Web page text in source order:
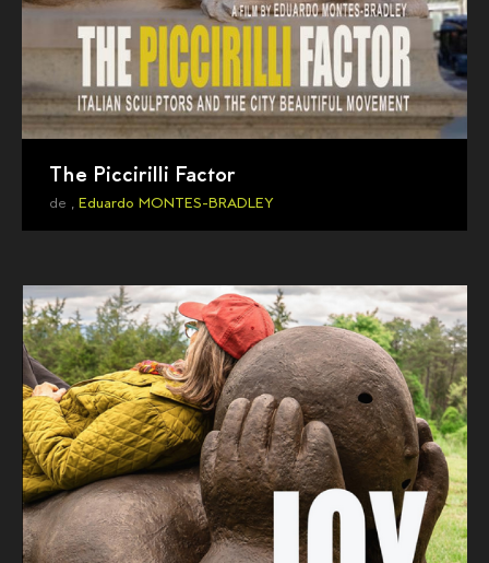
The Piccirilli Factor
de , Eduardo MONTES-BRADLEY